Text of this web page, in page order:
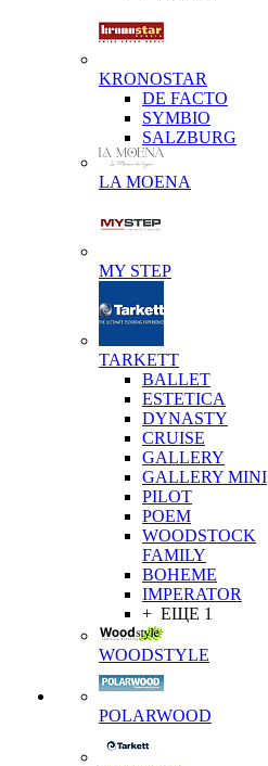
KRONOSTAR
DE FACTO
SYMBIO
SALZBURG
LA MOENA
MY STEP
TARKETT
BALLET
ESTETICA
DYNASTY
CRUISE
GALLERY
GALLERY MINI
PILOT
POEM
WOODSTOCK
FAMILY
BOHEME
IMPERATOR
+ ЕЩЕ 1
WOODSTYLE
POLARWOOD